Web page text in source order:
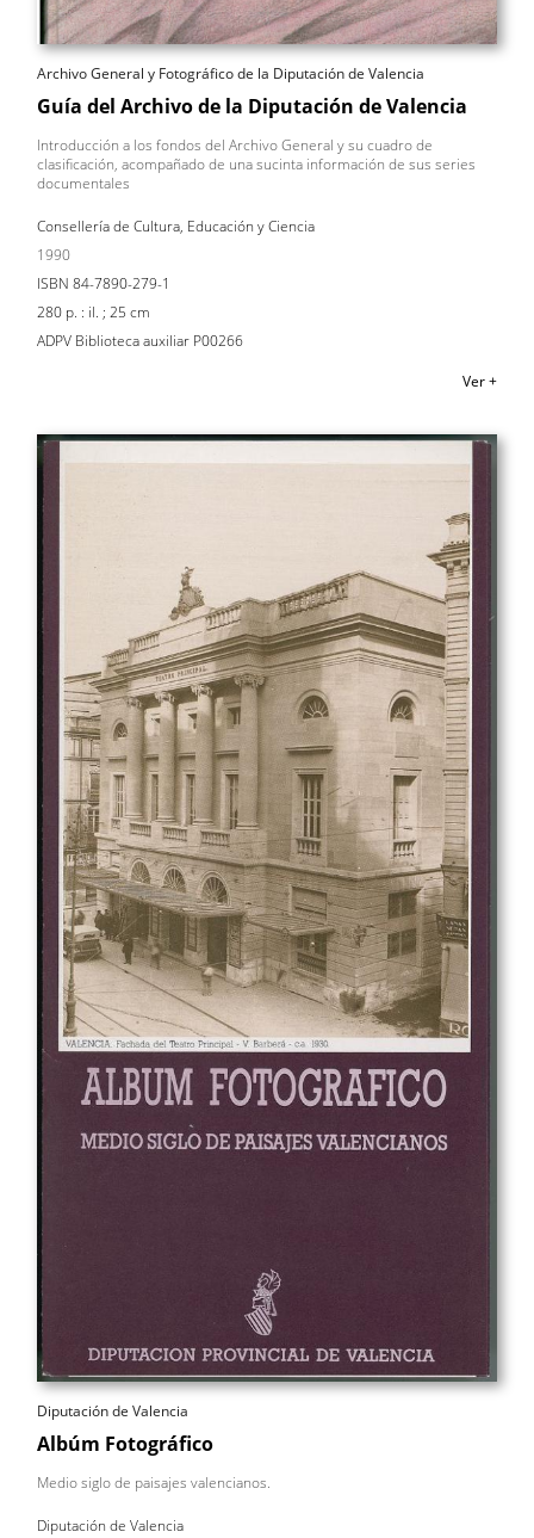
Archivo General y Fotográfico de la Diputación de Valencia
Guía del Archivo de la Diputación de Valencia
Introducción a los fondos del Archivo General y su cuadro de
clasificación, acompañado de una sucinta información de sus series
documentales
Consellería de Cultura, Educación y Ciencia
1990
ISBN 84-7890-279-1
280 p. : il. ; 25 cm
ADPV Biblioteca auxiliar P00266
Ver +
Diputación de Valencia
Albúm Fotográfico
Medio siglo de paisajes valencianos.
Diputación de Valencia